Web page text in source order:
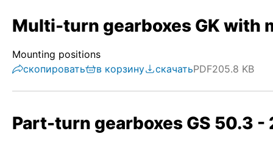
Multi-turn gearboxes GK with
Mounting positions
скопировать
в корзину скачатьPDF205.8 KB
Part-turn gearboxes GS 50.3 -